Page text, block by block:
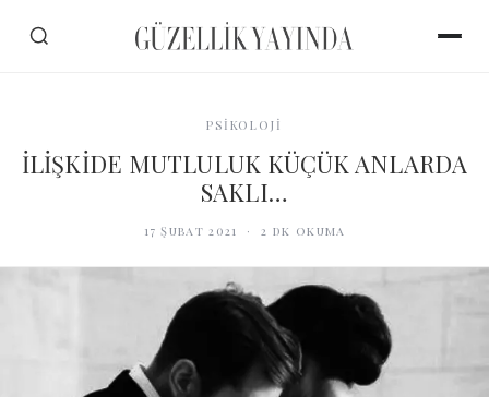
PSİKOLOJİ
İLİŞKİDE MUTLULUK KÜÇÜK ANLARDA
SAKLI…
17 Şubat 2021 ·2 dk okuma